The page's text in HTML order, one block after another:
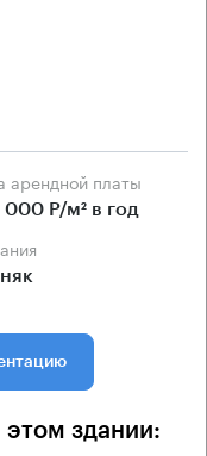
арендной платы
000 Р/м² в год
этом здании: